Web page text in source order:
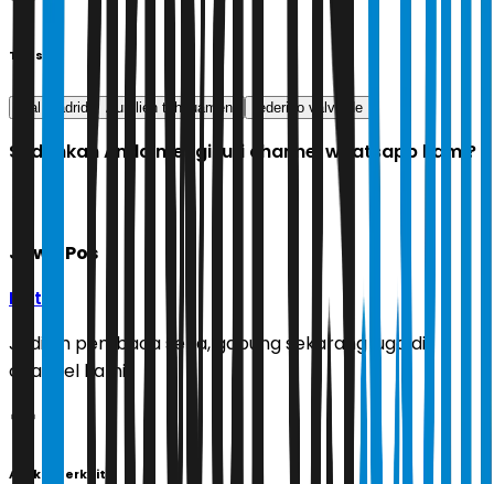
Tags
real madrid Aurelien tchouameni federico valverde
Sudahkah Anda mengikuti channel whatsapp kami?
Jawa Pos
Ikuti
Jadilah pembaca setia, gabung sekarang juga di
channel kami!
Artikel Terkait